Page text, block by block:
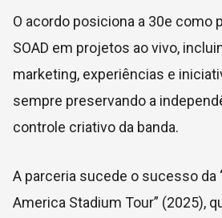
O acordo posiciona a 30e como
SOAD em projetos ao vivo,
marketing, experiências e
sempre preservando a
controle criativo da banda.
A parceria sucede o sucesso da
America Stadium Tour” (2025),